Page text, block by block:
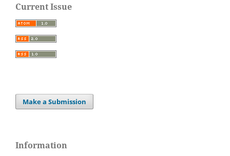
Current Issue
Make a Submission
Information